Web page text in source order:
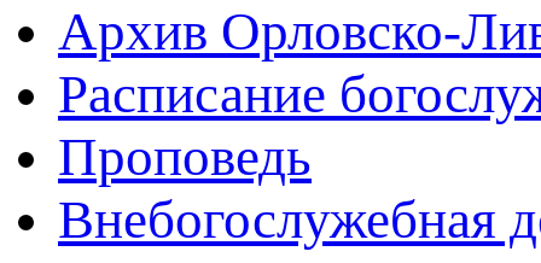
Архив Орловско-
Расписание
Проповедь
Внебогослужебная